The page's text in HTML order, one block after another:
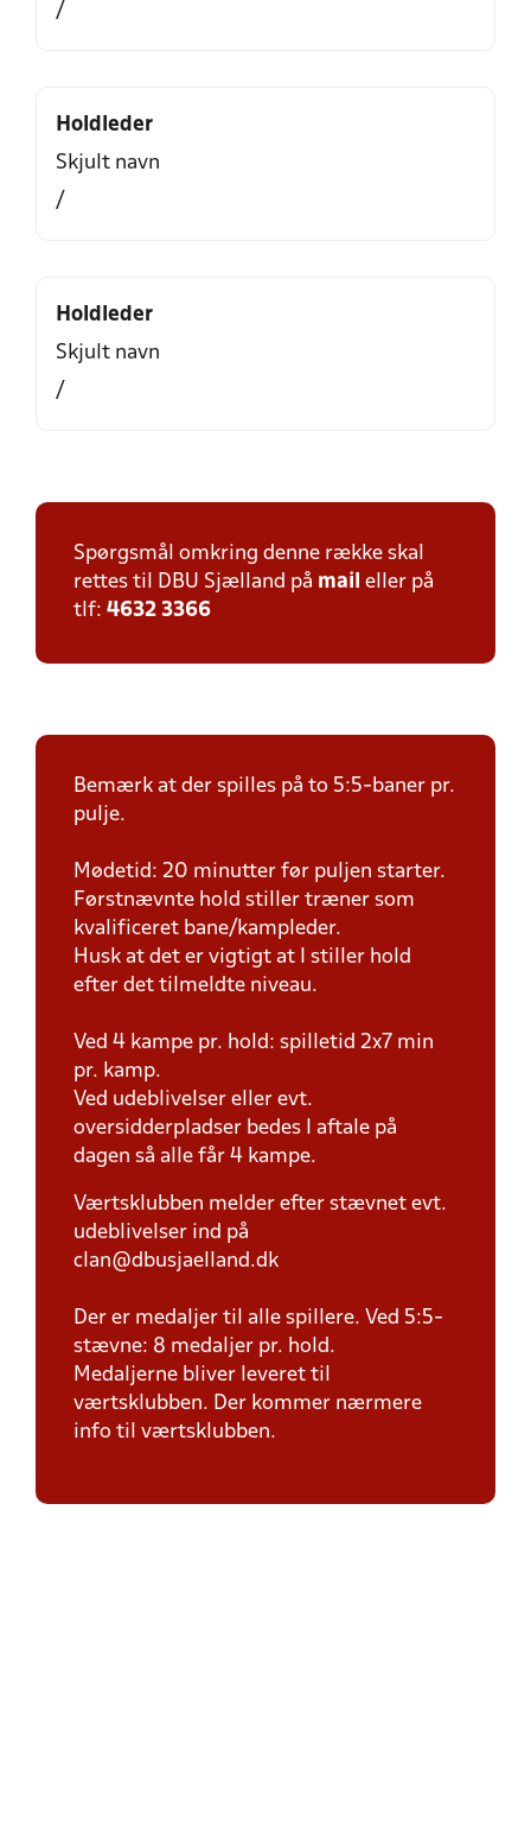
/
Holdleder
Skjult navn
/
Holdleder
Skjult navn
/
Spørgsmål omkring denne række skal
rettes til DBU Sjælland på mail eller på
tlf: 4632 3366
Bemærk at der spilles på to 5:5-baner pr.
pulje.
Mødetid: 20 minutter før puljen starter.
Førstnævnte hold stiller træner som
kvalificeret bane/kampleder.
Husk at det er vigtigt at I stiller hold
efter det tilmeldte niveau.
Ved 4 kampe pr. hold: spilletid 2x7 min
pr. kamp.
Ved udeblivelser eller evt.
oversidderpladser bedes I aftale på
dagen så alle får 4 kampe.
Værtsklubben melder efter stævnet evt.
udeblivelser ind på
clan@dbusjaelland.dk
Der er medaljer til alle spillere. Ved 5:5-
stævne: 8 medaljer pr. hold.
Medaljerne bliver leveret til
værtsklubben. Der kommer nærmere
info til værtsklubben.